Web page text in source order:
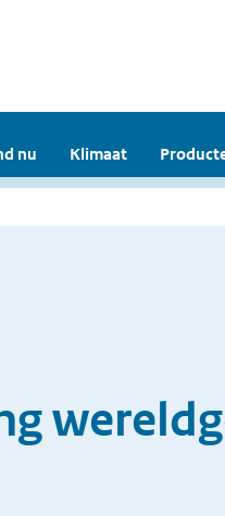
nu Klimaat